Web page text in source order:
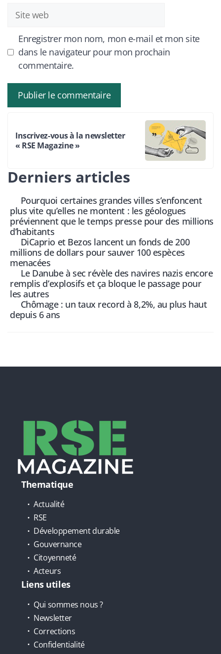
Site
web
Enregistrer mon nom, mon e-mail et mon site
dans le navigateur pour mon prochain
commentaire.
Inscrivez-vous à la newsletter
« RSE Magazine »
Derniers articles
Pourquoi certaines grandes villes s’enfoncent
plus vite qu’elles ne montent : les géologues
préviennent que le temps presse pour des millions
d’habitants
DiCaprio et Bezos lancent un fonds de 200
millions de dollars pour sauver 100 espèces
menacées
Le Danube à sec révèle des navires nazis encore
remplis d’explosifs et ça bloque le passage pour
les autres
Chômage : un taux record à 8,2%, au plus haut
depuis 6 ans
Thematique
Actualité
RSE
Développement durable
Gouvernance
Citoyenneté
Acteurs
Liens utiles
Qui sommes nous ?
Newsletter
Corrections
Confidentialité